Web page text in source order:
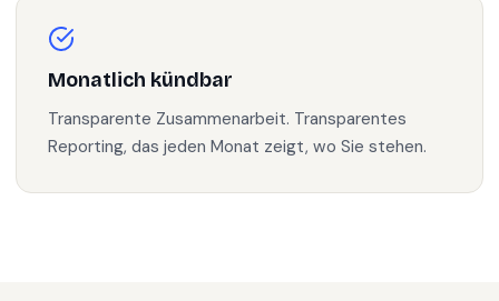
Monatlich kündbar
Transparente Zusammenarbeit. Transparentes
Reporting, das jeden Monat zeigt, wo Sie stehen.